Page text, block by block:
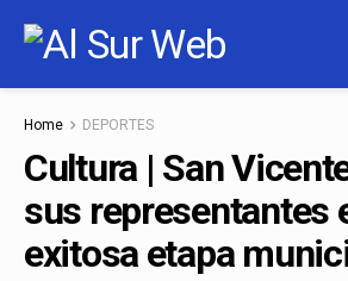
Home DEPORTES
Cultura | San
sus representantes
exitosa etapa